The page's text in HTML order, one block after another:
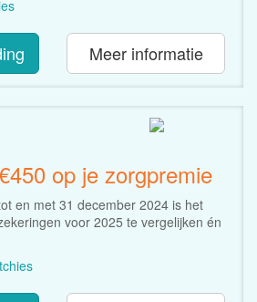
Meer informatie
op je zorgpremie
en met 31 december 2024 is het
voor 2025 te vergelijken én